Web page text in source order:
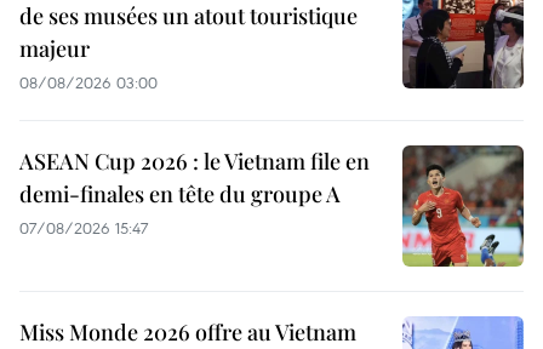
de ses musées un atout touristique
majeur
08/08/2026 03:00
ASEAN Cup 2026 : le Vietnam file en
demi-finales en tête du groupe A
07/08/2026 15:47
Miss Monde 2026 offre au Vietnam